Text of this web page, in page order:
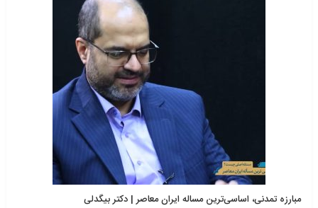
مبارزه تمدنی، اساسی‌ترین مساله ایران معاصر | دکتر بیگدلی